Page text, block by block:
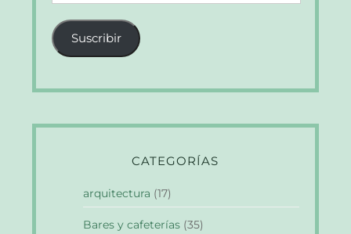
de
correo
electrónico
Suscribir
CATEGORÍAS
arquitectura (17)
Bares y cafeterías (35)